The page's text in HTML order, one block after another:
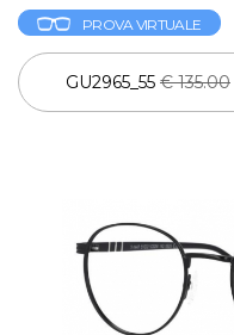
PROVA VIRTUALE
GU2965_55 € 135.00